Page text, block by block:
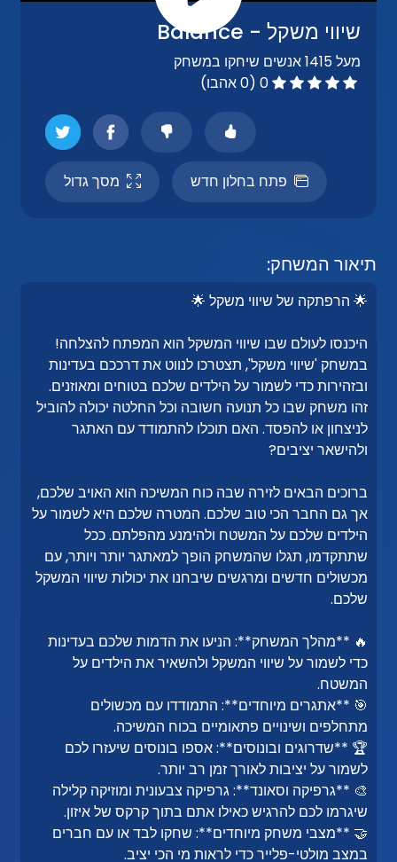
שיווי משקל - Balance
מעל 1415 אנשים שיחקו במשחק
0 (0 אהבו)
פתח בחלון חדש מסך גדול
תיאור המשחק:
🌟 הרפתקה של שיווי משקל 🌟
היכנסו לעולם שבו שיווי המשקל הוא המפתח להצלחה!
במשחק 'שיווי משקל', תצטרכו לנווט את דרככם בעדינות
ובזהירות כדי לשמור על הילדים שלכם בטוחים ומאוזנים.
זהו משחק שבו כל תנועה חשובה וכל החלטה יכולה להוביל
לניצחון או להפסד. האם תוכלו להתמודד עם האתגר
ולהישאר יציבים?
ברוכים הבאים לזירה שבה כוח המשיכה הוא האויב שלכם,
אך גם החבר הכי טוב שלכם. המטרה שלכם היא לשמור על
הילדים שלכם על המשטח ולהימנע מהפלתם. ככל
שתתקדמו, תגלו שהמשחק הופך למאתגר יותר ויותר, עם
מכשולים חדשים ומרגשים שיבחנו את יכולות שיווי המשקל
שלכם.
🔥 **מהלך המשחק**: הניעו את הדמות שלכם בעדינות
כדי לשמור על שיווי המשקל ולהשאיר את הילדים על
המשטח.
🎯 **אתגרים מיוחדים**: התמודדו עם מכשולים
מתחלפים ושינויים פתאומיים בכוח המשיכה.
🏆 **שדרוגים ובונוסים**: אספו בונוסים שיעזרו לכם
לשמור על יציבות לאורך זמן רב יותר.
🎨 **גרפיקה וסאונד**: גרפיקה צבעונית ומוזיקה קלילה
שיגרמו לכם להרגיש כאילו אתם בתוך קרקס של איזון.
🤝 **מצבי משחק מיוחדים**: שחקו לבד או עם חברים
במצב מולטי-פלייר כדי לראות מי הכי יציב.